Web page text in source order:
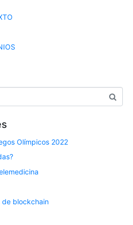
Olímpicos 2022
de blockchain